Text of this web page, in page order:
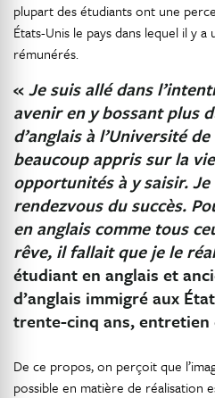
plupart des étudiants ont une
États-Unis le pays dans lequel il y a
rémunérés.
«Je suis allé dans
avenir en y bossant plus
d’anglais à l’Université
beaucoup appris sur la
opportunités à y saisir.
rendezvous du succès.
en anglais comme tous
rêve, il fallait que je le
étudiant en anglais et
d’anglais immigré aux
trente-cinq ans, entretien
De ce propos, on perçoit que
possible en matière de réalisation